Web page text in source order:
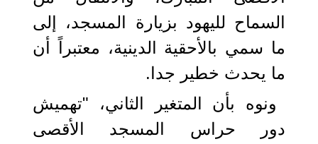
السماح لليهود بزيارة المسجد، إلى
ما سمي بالأحقية الدينية، معتبراً أن
ما يحدث خطير جدا.
ونوه بأن المتغير الثاني، "تهميش
دور حراس المسجد الأقصى